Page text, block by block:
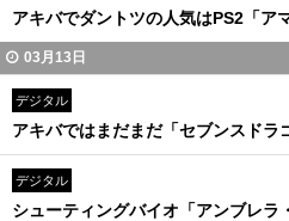
アキバでダントツの人気はPS2「ア
03月13日
デジタル
アキバではまだまだ「セブンスドラ
デジタル
シューティングバイオ「アンブレラ